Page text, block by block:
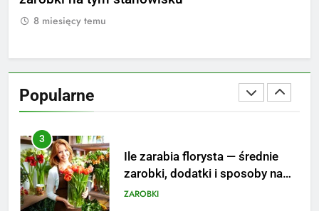
temu
Popularne
striptizera
ZAROBKI
poznaj średnie zarobki na tym
3
Ile zarabia florysta — średnie
zarobki, dodatki i sposoby na
podwyżkę
ZAROBKI